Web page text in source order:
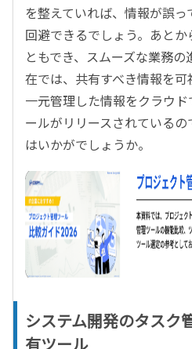
を整えていれば、情報が誤
回避できるでしょう。あと
ともでき、スムーズな業務
在では、共有すべき情報を可
一元管理した情報をクラウ
ールがリリースされている
はいかがでしょうか。
システム開発のタスク
有ツール